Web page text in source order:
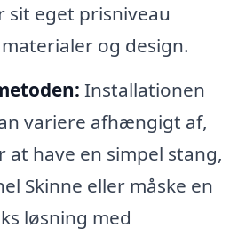
sit eget prisniveau
og design.
Installationen
variere afhængigt af,
have en simpel stang,
Skinne eller måske en
løsning med